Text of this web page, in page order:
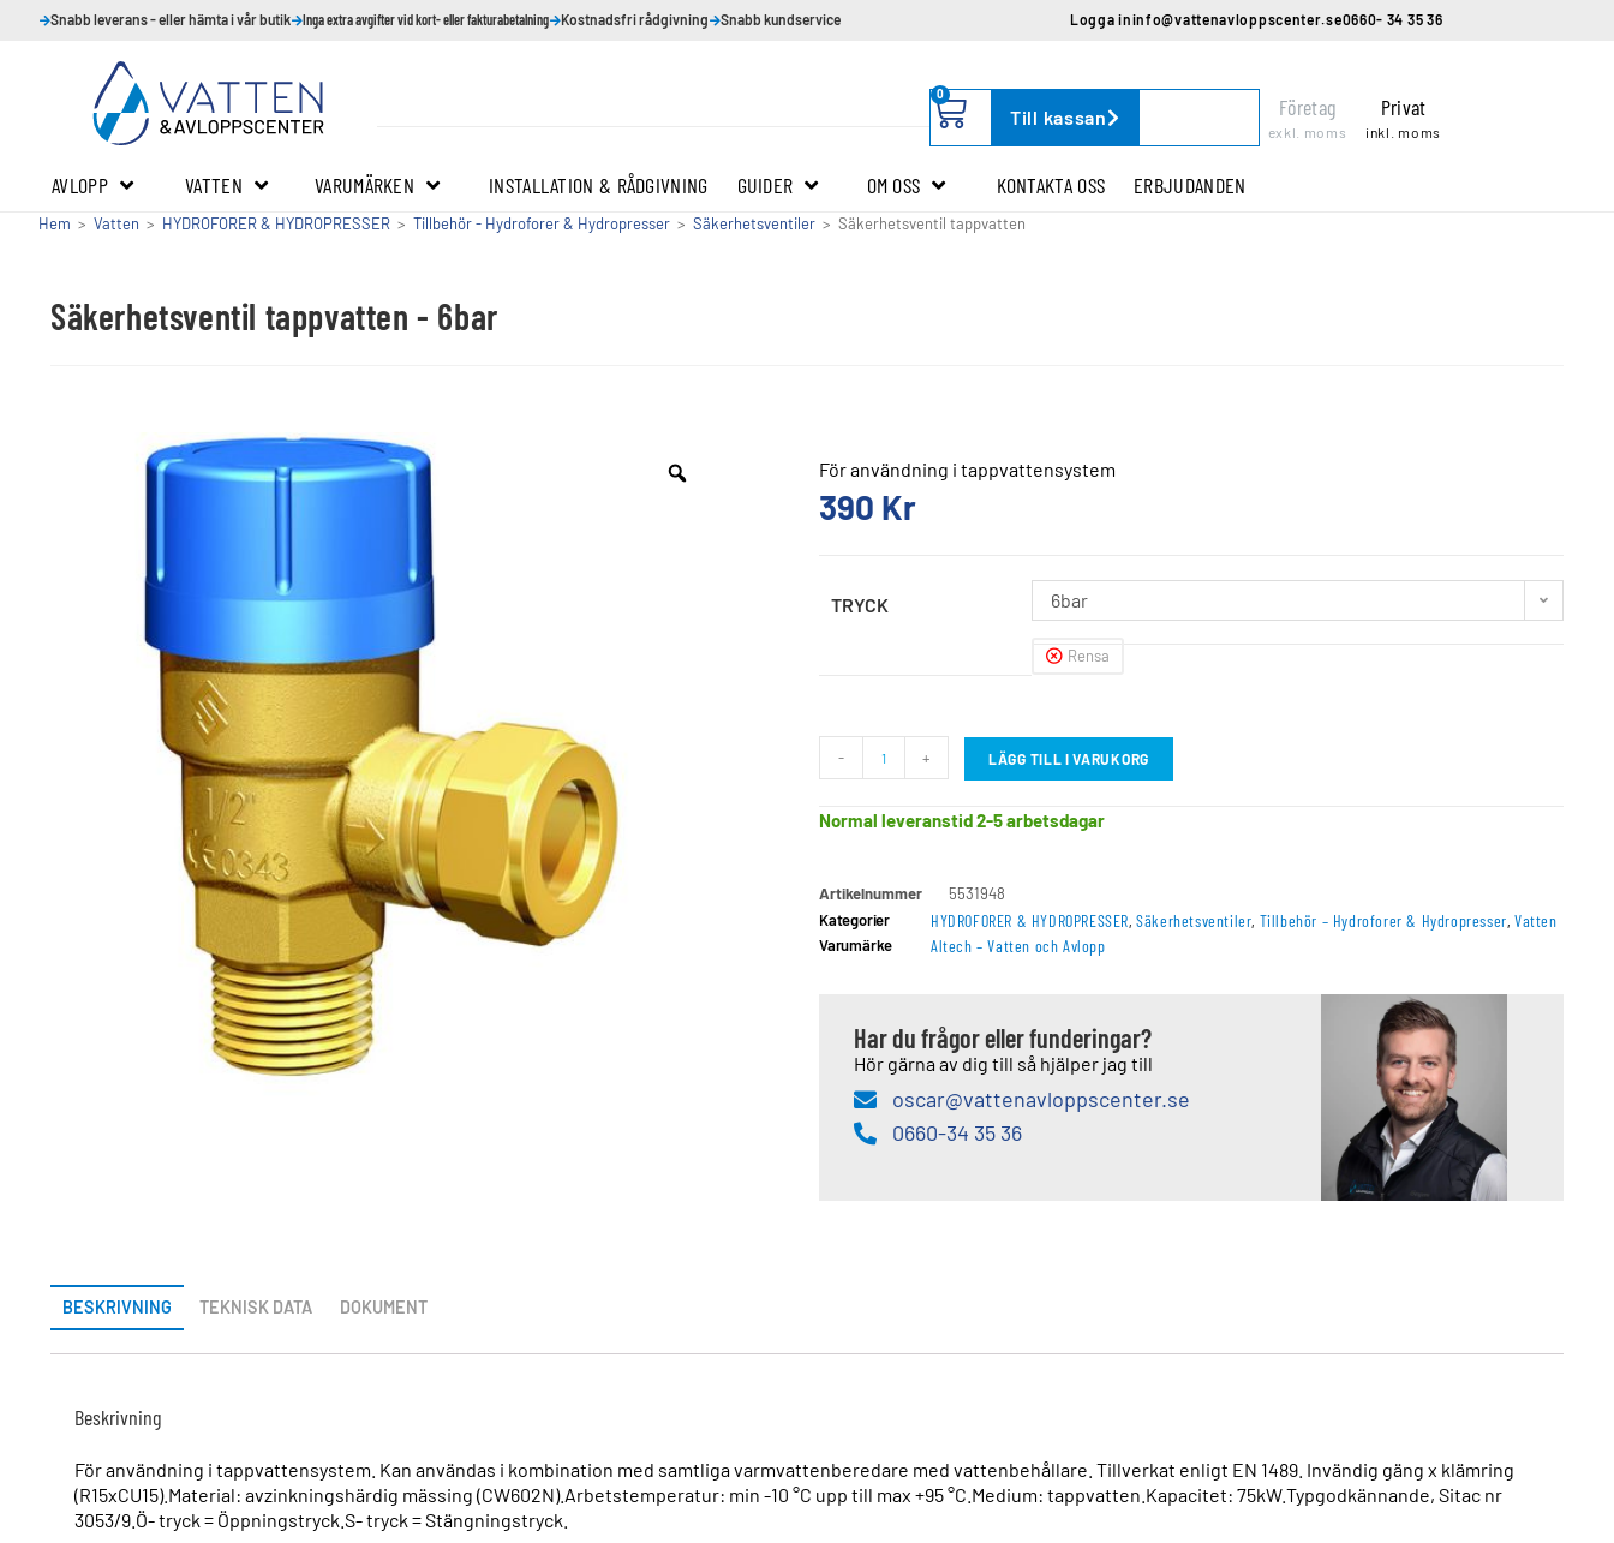
Snabb leverans - eller hämta i vår butik Inga extra avgifter vid kort- eller fakturabetalning Kostnadsfri rådgivning Snabb kundservice Logga ininfo@vattenavloppscenter.se0660- 34 35 36
0
Till kassan Företag
exkl. moms
Privat
inkl. moms
AVLOPP VATTEN VARUMÄRKEN INSTALLATION & RÅDGIVNING GUIDER OM OSS KONTAKTA OSS ERBJUDANDEN
Hem > Vatten > HYDROFORER & HYDROPRESSER > Tillbehör - Hydroforer & Hydropresser > Säkerhetsventiler > Säkerhetsventil tappvatten
Säkerhetsventil tappvatten - 6bar
För användning i tappvattensystem
390 Kr
TRYCK 6bar
Rensa
- + LÄGG TILL I VARUKORG
Normal leveranstid 2-5 arbetsdagar
Artikelnummer
5531948
Kategorier
HYDROFORER & HYDROPRESSER,Säkerhetsventiler, Tillbehör – Hydroforer & Hydropresser,Vatten
Varumärke Altech – Vatten och Avlopp
Har du frågor eller funderingar?
Hör gärna av dig till så hjälper jag till
oscar@vattenavloppscenter.se
0660-34 35 36
BESKRIVNING TEKNISK DATA DOKUMENT
Beskrivning
För användning i tappvattensystem. Kan användas i kombination med samtliga varmvattenberedare med vattenbehållare. Tillverkat enligt EN 1489. Invändig gäng x klämring
(R15xCU15).Material: avzinkningshärdig mässing (CW602N).Arbetstemperatur: min -10 °C upp till max +95 °C.Medium: tappvatten.Kapacitet: 75kW.Typgodkännande, Sitac nr
3053/9.Ö- tryck = Öppningstryck.S- tryck = Stängningstryck.